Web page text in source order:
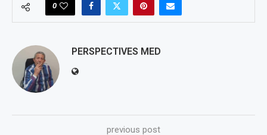
0
PERSPECTIVES MED
previous post